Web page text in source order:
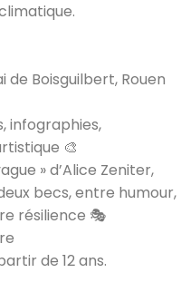
de Boisguilbert, Rouen
infographies,
🎨
» d’Alice Zeniter,
becs, entre humour,
résilience 🎭
de 12 ans.